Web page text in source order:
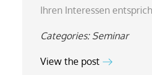
Ihren Interessen
Categories: Seminar
View the post